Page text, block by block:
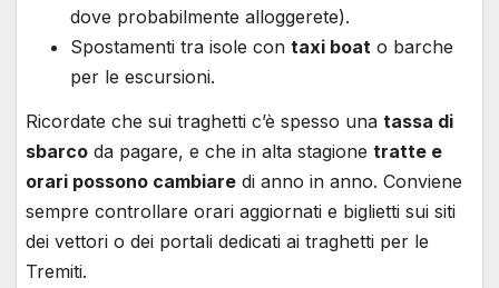
dove probabilmente alloggerete).
Spostamenti tra isole con taxi boat o barche
per le escursioni.
Ricordate che sui traghetti c’è spesso una tassa di
sbarco da pagare, e che in alta stagione tratte e
orari possono cambiare di anno in anno. Conviene
sempre controllare orari aggiornati e biglietti sui siti
dei vettori o dei portali dedicati ai traghetti per le
Tremiti.